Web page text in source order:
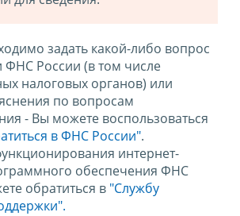
задать какой-либо вопрос
ФНС России (в том числе
налоговых органов) или
по вопросам
- Вы можете воспользоваться
в ФНС России".
интернет-
обеспечения ФНС
обратиться в "Службу